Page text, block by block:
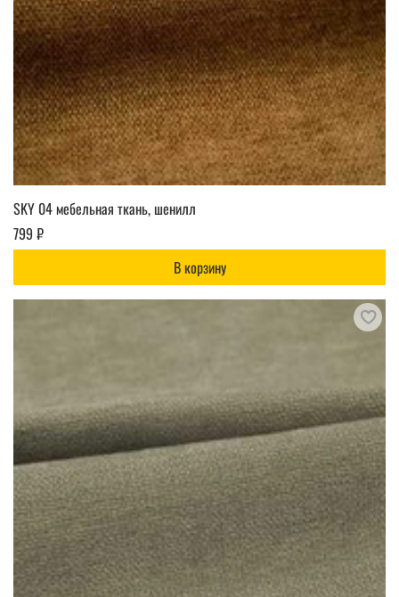
SKY 04 мебельная ткань, шенилл
799 ₽
В корзину